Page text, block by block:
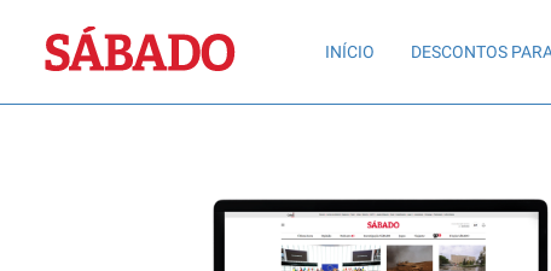
Sábado
INÍCIO DESCONTOS